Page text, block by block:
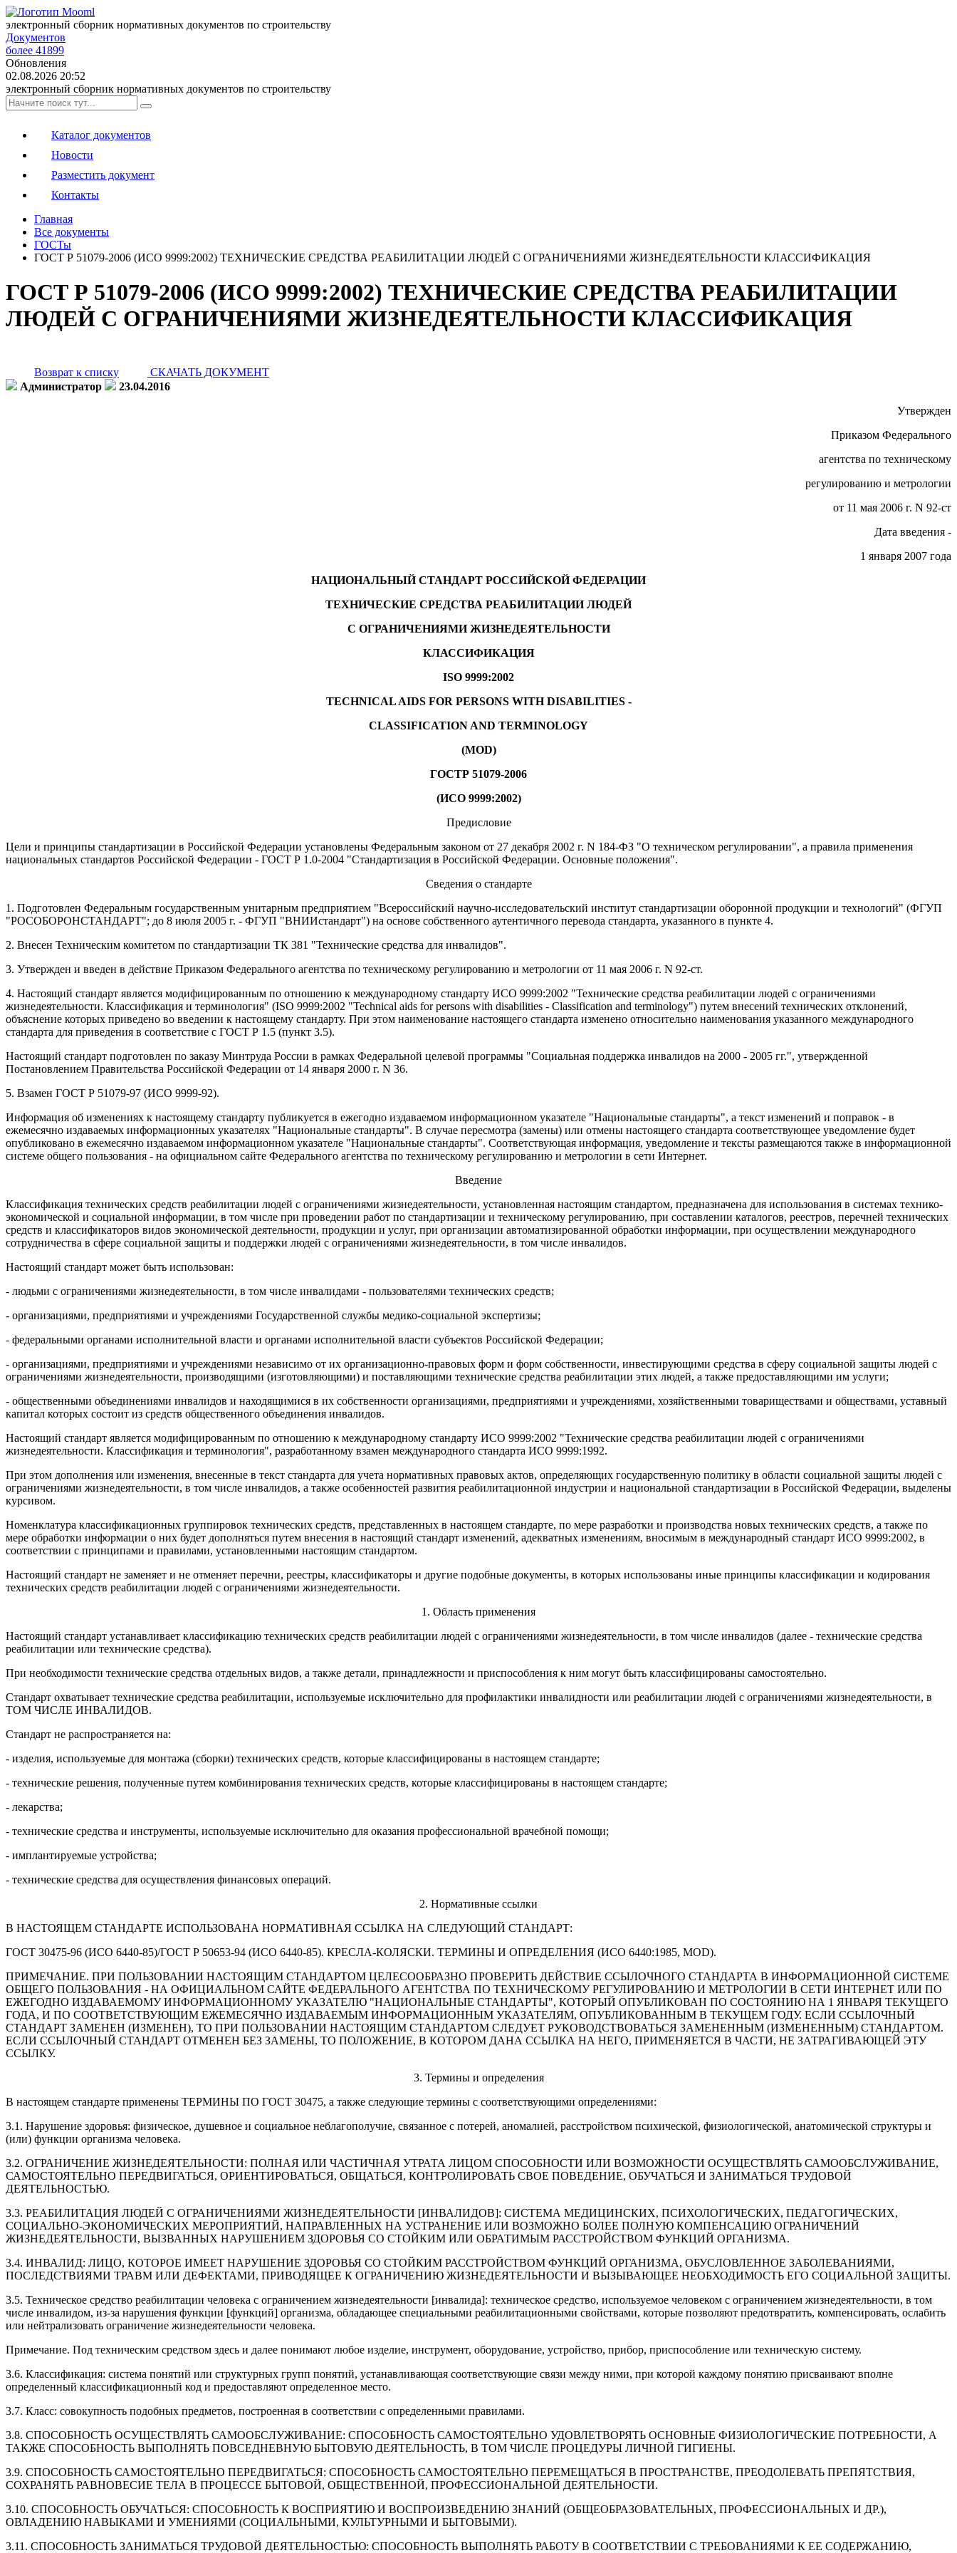
электронный сборник нормативных документов по строительству
Документов
более 41899
Обновления
02.08.2026 20:52
электронный сборник нормативных документов по строительству
Каталог документов
Новости
Разместить документ
Контакты
Главная
Все документы
ГОСТы
ГОСТ Р 51079-2006 (ИСО 9999:2002) ТЕХНИЧЕСКИЕ СРЕДСТВА РЕАБИЛИТАЦИИ ЛЮДЕЙ С ОГРАНИЧЕНИЯМИ ЖИЗНЕДЕЯТЕЛЬНОСТИ КЛАССИФИКАЦИЯ
ГОСТ Р 51079-2006 (ИСО 9999:2002) ТЕХНИЧЕСКИЕ СРЕДСТВА РЕАБИЛИТАЦИИ
ЛЮДЕЙ С ОГРАНИЧЕНИЯМИ ЖИЗНЕДЕЯТЕЛЬНОСТИ КЛАССИФИКАЦИЯ
Возврат к списку
СКАЧАТЬ ДОКУМЕНТ
Администратор
23.04.2016
Утвержден
Приказом Федерального
агентства по техническому
регулированию и метрологии
от 11 мая 2006 г. N 92-ст
Дата введения -
1 января 2007 года
НАЦИОНАЛЬНЫЙ СТАНДАРТ РОССИЙСКОЙ ФЕДЕРАЦИИ
ТЕХНИЧЕСКИЕ СРЕДСТВА РЕАБИЛИТАЦИИ ЛЮДЕЙ
С ОГРАНИЧЕНИЯМИ ЖИЗНЕДЕЯТЕЛЬНОСТИ
КЛАССИФИКАЦИЯ
ISO 9999:2002
TECHNICAL AIDS FOR PERSONS WITH DISABILITIES -
CLASSIFICATION AND TERMINOLOGY
(MOD)
ГОСТР 51079-2006
(ИСО 9999:2002)
Предисловие
Цели и принципы стандартизации в Российской Федерации установлены Федеральным законом от 27 декабря 2002 г. N 184-ФЗ "О техническом регулировании", а правила применения
национальных стандартов Российской Федерации - ГОСТ Р 1.0-2004 "Стандартизация в Российской Федерации. Основные положения".
Сведения о стандарте
1. Подготовлен Федеральным государственным унитарным предприятием "Всероссийский научно-исследовательский институт стандартизации оборонной продукции и технологий" (ФГУП
"РОСОБОРОНСТАНДАРТ"; до 8 июля 2005 г. - ФГУП "ВНИИстандарт") на основе собственного аутентичного перевода стандарта, указанного в пункте 4.
2. Внесен Техническим комитетом по стандартизации ТК 381 "Технические средства для инвалидов".
3. Утвержден и введен в действие Приказом Федерального агентства по техническому регулированию и метрологии от 11 мая 2006 г. N 92-ст.
4. Настоящий стандарт является модифицированным по отношению к международному стандарту ИСО 9999:2002 "Технические средства реабилитации людей с ограничениями
жизнедеятельности. Классификация и терминология" (ISO 9999:2002 "Technical aids for persons with disabilities - Classification and terminology") путем внесений технических отклонений,
объяснение которых приведено во введении к настоящему стандарту. При этом наименование настоящего стандарта изменено относительно наименования указанного международного
стандарта для приведения в соответствие с ГОСТ Р 1.5 (пункт 3.5).
Настоящий стандарт подготовлен по заказу Минтруда России в рамках Федеральной целевой программы "Социальная поддержка инвалидов на 2000 - 2005 гг.", утвержденной
Постановлением Правительства Российской Федерации от 14 января 2000 г. N 36.
5. Взамен ГОСТ Р 51079-97 (ИСО 9999-92).
Информация об изменениях к настоящему стандарту публикуется в ежегодно издаваемом информационном указателе "Национальные стандарты", а текст изменений и поправок - в
ежемесячно издаваемых информационных указателях "Национальные стандарты". В случае пересмотра (замены) или отмены настоящего стандарта соответствующее уведомление будет
опубликовано в ежемесячно издаваемом информационном указателе "Национальные стандарты". Соответствующая информация, уведомление и тексты размещаются также в информационной
системе общего пользования - на официальном сайте Федерального агентства по техническому регулированию и метрологии в сети Интернет.
Введение
Классификация технических средств реабилитации людей с ограничениями жизнедеятельности, установленная настоящим стандартом, предназначена для использования в системах технико-
экономической и социальной информации, в том числе при проведении работ по стандартизации и техническому регулированию, при составлении каталогов, реестров, перечней технических
средств и классификаторов видов экономической деятельности, продукции и услуг, при организации автоматизированной обработки информации, при осуществлении международного
сотрудничества в сфере социальной защиты и поддержки людей с ограничениями жизнедеятельности, в том числе инвалидов.
Настоящий стандарт может быть использован:
- людьми с ограничениями жизнедеятельности, в том числе инвалидами - пользователями технических средств;
- организациями, предприятиями и учреждениями Государственной службы медико-социальной экспертизы;
- федеральными органами исполнительной власти и органами исполнительной власти субъектов Российской Федерации;
- организациями, предприятиями и учреждениями независимо от их организационно-правовых форм и форм собственности, инвестирующими средства в сферу социальной защиты людей с
ограничениями жизнедеятельности, производящими (изготовляющими) и поставляющими технические средства реабилитации этих людей, а также предоставляющими им услуги;
- общественными объединениями инвалидов и находящимися в их собственности организациями, предприятиями и учреждениями, хозяйственными товариществами и обществами, уставный
капитал которых состоит из средств общественного объединения инвалидов.
Настоящий стандарт является модифицированным по отношению к международному стандарту ИСО 9999:2002 "Технические средства реабилитации людей с ограничениями
жизнедеятельности. Классификация и терминология", разработанному взамен международного стандарта ИСО 9999:1992.
При этом дополнения или изменения, внесенные в текст стандарта для учета нормативных правовых актов, определяющих государственную политику в области социальной защиты людей с
ограничениями жизнедеятельности, в том числе инвалидов, а также особенностей развития реабилитационной индустрии и национальной стандартизации в Российской Федерации, выделены
курсивом.
Номенклатура классификационных группировок технических средств, представленных в настоящем стандарте, по мере разработки и производства новых технических средств, а также по
мере обработки информации о них будет дополняться путем внесения в настоящий стандарт изменений, адекватных изменениям, вносимым в международный стандарт ИСО 9999:2002, в
соответствии с принципами и правилами, установленными настоящим стандартом.
Настоящий стандарт не заменяет и не отменяет перечни, реестры, классификаторы и другие подобные документы, в которых использованы иные принципы классификации и кодирования
технических средств реабилитации людей с ограничениями жизнедеятельности.
1. Область применения
Настоящий стандарт устанавливает классификацию технических средств реабилитации людей с ограничениями жизнедеятельности, в том числе инвалидов (далее - технические средства
реабилитации или технические средства).
При необходимости технические средства отдельных видов, а также детали, принадлежности и приспособления к ним могут быть классифицированы самостоятельно.
Стандарт охватывает технические средства реабилитации, используемые исключительно для профилактики инвалидности или реабилитации людей с ограничениями жизнедеятельности, в
ТОМ ЧИСЛЕ ИНВАЛИДОВ.
Стандарт не распространяется на:
- изделия, используемые для монтажа (сборки) технических средств, которые классифицированы в настоящем стандарте;
- технические решения, полученные путем комбинирования технических средств, которые классифицированы в настоящем стандарте;
- лекарства;
- технические средства и инструменты, используемые исключительно для оказания профессиональной врачебной помощи;
- имплантируемые устройства;
- технические средства для осуществления финансовых операций.
2. Нормативные ссылки
В НАСТОЯЩЕМ СТАНДАРТЕ ИСПОЛЬЗОВАНА НОРМАТИВНАЯ ССЫЛКА НА СЛЕДУЮЩИЙ СТАНДАРТ:
ГОСТ 30475-96 (ИСО 6440-85)/ГОСТ Р 50653-94 (ИСО 6440-85). КРЕСЛА-КОЛЯСКИ. ТЕРМИНЫ И ОПРЕДЕЛЕНИЯ (ИСО 6440:1985, MOD).
ПРИМЕЧАНИЕ. ПРИ ПОЛЬЗОВАНИИ НАСТОЯЩИМ СТАНДАРТОМ ЦЕЛЕСООБРАЗНО ПРОВЕРИТЬ ДЕЙСТВИЕ ССЫЛОЧНОГО СТАНДАРТА В ИНФОРМАЦИОННОЙ СИСТЕМЕ
ОБЩЕГО ПОЛЬЗОВАНИЯ - НА ОФИЦИАЛЬНОМ САЙТЕ ФЕДЕРАЛЬНОГО АГЕНТСТВА ПО ТЕХНИЧЕСКОМУ РЕГУЛИРОВАНИЮ И МЕТРОЛОГИИ В СЕТИ ИНТЕРНЕТ ИЛИ ПО
ЕЖЕГОДНО ИЗДАВАЕМОМУ ИНФОРМАЦИОННОМУ УКАЗАТЕЛЮ "НАЦИОНАЛЬНЫЕ СТАНДАРТЫ", КОТОРЫЙ ОПУБЛИКОВАН ПО СОСТОЯНИЮ НА 1 ЯНВАРЯ ТЕКУЩЕГО
ГОДА, И ПО СООТВЕТСТВУЮЩИМ ЕЖЕМЕСЯЧНО ИЗДАВАЕМЫМ ИНФОРМАЦИОННЫМ УКАЗАТЕЛЯМ, ОПУБЛИКОВАННЫМ В ТЕКУЩЕМ ГОДУ. ЕСЛИ ССЫЛОЧНЫЙ
СТАНДАРТ ЗАМЕНЕН (ИЗМЕНЕН), ТО ПРИ ПОЛЬЗОВАНИИ НАСТОЯЩИМ СТАНДАРТОМ СЛЕДУЕТ РУКОВОДСТВОВАТЬСЯ ЗАМЕНЕННЫМ (ИЗМЕНЕННЫМ) СТАНДАРТОМ.
ЕСЛИ ССЫЛОЧНЫЙ СТАНДАРТ ОТМЕНЕН БЕЗ ЗАМЕНЫ, ТО ПОЛОЖЕНИЕ, В КОТОРОМ ДАНА ССЫЛКА НА НЕГО, ПРИМЕНЯЕТСЯ В ЧАСТИ, НЕ ЗАТРАГИВАЮЩЕЙ ЭТУ
ССЫЛКУ.
3. Термины и определения
В настоящем стандарте применены ТЕРМИНЫ ПО ГОСТ 30475, а также следующие термины с соответствующими определениями:
3.1. Нарушение здоровья: физическое, душевное и социальное неблагополучие, связанное с потерей, аномалией, расстройством психической, физиологической, анатомической структуры и
(или) функции организма человека.
3.2. ОГРАНИЧЕНИЕ ЖИЗНЕДЕЯТЕЛЬНОСТИ: ПОЛНАЯ ИЛИ ЧАСТИЧНАЯ УТРАТА ЛИЦОМ СПОСОБНОСТИ ИЛИ ВОЗМОЖНОСТИ ОСУЩЕСТВЛЯТЬ САМООБСЛУЖИВАНИЕ,
САМОСТОЯТЕЛЬНО ПЕРЕДВИГАТЬСЯ, ОРИЕНТИРОВАТЬСЯ, ОБЩАТЬСЯ, КОНТРОЛИРОВАТЬ СВОЕ ПОВЕДЕНИЕ, ОБУЧАТЬСЯ И ЗАНИМАТЬСЯ ТРУДОВОЙ
ДЕЯТЕЛЬНОСТЬЮ.
3.3. РЕАБИЛИТАЦИЯ ЛЮДЕЙ С ОГРАНИЧЕНИЯМИ ЖИЗНЕДЕЯТЕЛЬНОСТИ [ИНВАЛИДОВ]: СИСТЕМА МЕДИЦИНСКИХ, ПСИХОЛОГИЧЕСКИХ, ПЕДАГОГИЧЕСКИХ,
СОЦИАЛЬНО-ЭКОНОМИЧЕСКИХ МЕРОПРИЯТИЙ, НАПРАВЛЕННЫХ НА УСТРАНЕНИЕ ИЛИ ВОЗМОЖНО БОЛЕЕ ПОЛНУЮ КОМПЕНСАЦИЮ ОГРАНИЧЕНИЙ
ЖИЗНЕДЕЯТЕЛЬНОСТИ, ВЫЗВАННЫХ НАРУШЕНИЕМ ЗДОРОВЬЯ СО СТОЙКИМ ИЛИ ОБРАТИМЫМ РАССТРОЙСТВОМ ФУНКЦИЙ ОРГАНИЗМА.
3.4. ИНВАЛИД: ЛИЦО, КОТОРОЕ ИМЕЕТ НАРУШЕНИЕ ЗДОРОВЬЯ СО СТОЙКИМ РАССТРОЙСТВОМ ФУНКЦИЙ ОРГАНИЗМА, ОБУСЛОВЛЕННОЕ ЗАБОЛЕВАНИЯМИ,
ПОСЛЕДСТВИЯМИ ТРАВМ ИЛИ ДЕФЕКТАМИ, ПРИВОДЯЩЕЕ К ОГРАНИЧЕНИЮ ЖИЗНЕДЕЯТЕЛЬНОСТИ И ВЫЗЫВАЮЩЕЕ НЕОБХОДИМОСТЬ ЕГО СОЦИАЛЬНОЙ ЗАЩИТЫ.
3.5. Техническое средство реабилитации человека с ограничением жизнедеятельности [инвалида]: техническое средство, используемое человеком с ограничением жизнедеятельности, в том
числе инвалидом, из-за нарушения функции [функций] организма, обладающее специальными реабилитационными свойствами, которые позволяют предотвратить, компенсировать, ослабить
или нейтрализовать ограничение жизнедеятельности человека.
Примечание. Под техническим средством здесь и далее понимают любое изделие, инструмент, оборудование, устройство, прибор, приспособление или техническую систему.
3.6. Классификация: система понятий или структурных групп понятий, устанавливающая соответствующие связи между ними, при которой каждому понятию присваивают вполне
определенный классификационный код и предоставляют определенное место.
3.7. Класс: совокупность подобных предметов, построенная в соответствии с определенными правилами.
3.8. СПОСОБНОСТЬ ОСУЩЕСТВЛЯТЬ САМООБСЛУЖИВАНИЕ: СПОСОБНОСТЬ САМОСТОЯТЕЛЬНО УДОВЛЕТВОРЯТЬ ОСНОВНЫЕ ФИЗИОЛОГИЧЕСКИЕ ПОТРЕБНОСТИ, А
ТАКЖЕ СПОСОБНОСТЬ ВЫПОЛНЯТЬ ПОВСЕДНЕВНУЮ БЫТОВУЮ ДЕЯТЕЛЬНОСТЬ, В ТОМ ЧИСЛЕ ПРОЦЕДУРЫ ЛИЧНОЙ ГИГИЕНЫ.
3.9. СПОСОБНОСТЬ САМОСТОЯТЕЛЬНО ПЕРЕДВИГАТЬСЯ: СПОСОБНОСТЬ САМОСТОЯТЕЛЬНО ПЕРЕМЕЩАТЬСЯ В ПРОСТРАНСТВЕ, ПРЕОДОЛЕВАТЬ ПРЕПЯТСТВИЯ,
СОХРАНЯТЬ РАВНОВЕСИЕ ТЕЛА В ПРОЦЕССЕ БЫТОВОЙ, ОБЩЕСТВЕННОЙ, ПРОФЕССИОНАЛЬНОЙ ДЕЯТЕЛЬНОСТИ.
3.10. СПОСОБНОСТЬ ОБУЧАТЬСЯ: СПОСОБНОСТЬ К ВОСПРИЯТИЮ И ВОСПРОИЗВЕДЕНИЮ ЗНАНИЙ (ОБЩЕОБРАЗОВАТЕЛЬНЫХ, ПРОФЕССИОНАЛЬНЫХ И ДР.),
ОВЛАДЕНИЮ НАВЫКАМИ И УМЕНИЯМИ (СОЦИАЛЬНЫМИ, КУЛЬТУРНЫМИ И БЫТОВЫМИ).
3.11. СПОСОБНОСТЬ ЗАНИМАТЬСЯ ТРУДОВОЙ ДЕЯТЕЛЬНОСТЬЮ: СПОСОБНОСТЬ ВЫПОЛНЯТЬ РАБОТУ В СООТВЕТСТВИИ С ТРЕБОВАНИЯМИ К ЕЕ СОДЕРЖАНИЮ,